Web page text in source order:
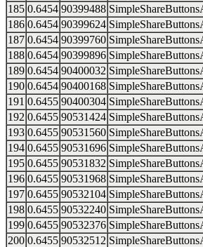
185 0.6454 90399488
186 0.6454 90399624
187 0.6454 90399760
188 0.6454 90399896
189 0.6454 90400032
190 0.6454 90400168
191 0.6455 90400304
192 0.6455 90531424
193 0.6455 90531560
194 0.6455 90531696
195 0.6455 90531832
196 0.6455 90531968
197 0.6455 90532104
198 0.6455 90532240
199 0.6455 90532376
200 0.6455 90532512